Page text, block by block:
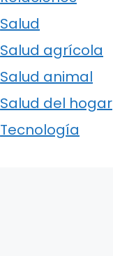
Salud
Salud agrícola
Salud animal
Salud del hogar
Tecnología